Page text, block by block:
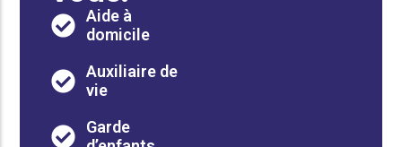
Aide à
domicile
Auxiliaire de
vie
Garde